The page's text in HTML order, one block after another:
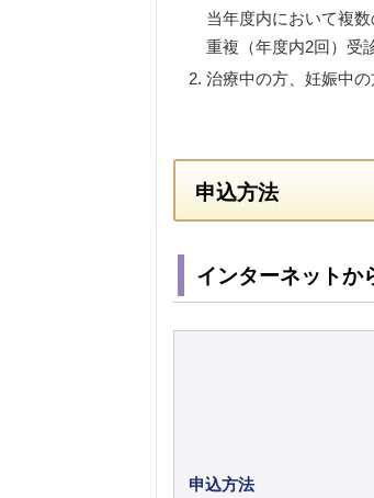
当年度内において複
重複（年度内2回）受
治療中の方、妊娠中
申込方法
インターネットか
申込方法